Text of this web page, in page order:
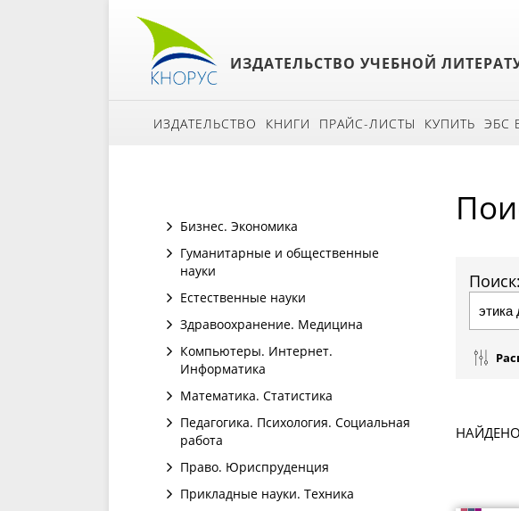
ИЗДАТЕЛЬСТВО УЧЕБНОЙ
ИЗДАТЕЛЬСТВО КНИГИ ПРАЙС-ЛИСТЫ КУПИТЬ ЭБС
Бизнес. Экономика
Гуманитарные и общественные
науки
Естественные науки
Здравоохранение. Медицина
Компьютеры. Интернет.
Информатика
Математика. Статистика
Педагогика. Психология. Социальная
работа
Право. Юриспруденция
Прикладные науки. Техника
Поиск: